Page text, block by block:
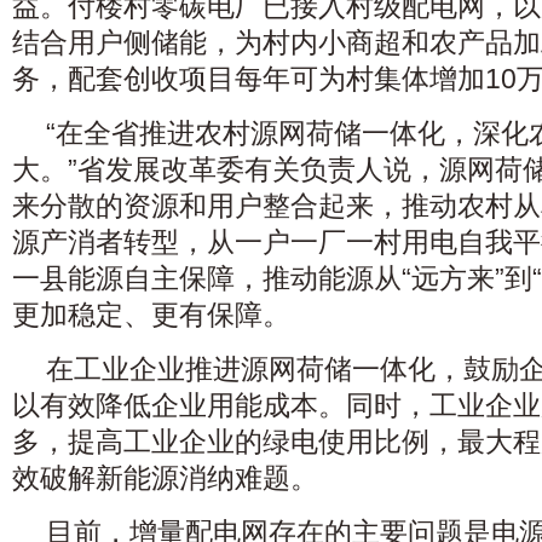
结合用户侧储能，为村内小商超和农产品
务，配套创收项目每年可为村集体增加10
“在全省推进农村源网荷储一体化，深
大。”省发展改革委有关负责人说，源网荷
来分散的资源和用户整合起来，推动农村
源产消者转型，从一户一厂一村用电自我
一县能源自主保障，推动能源从“远方来”到
更加稳定、更有保障。
在工业企业推进源网荷储一体化，鼓励
以有效降低企业用能成本。同时，工业企
多，提高工业企业的绿电使用比例，最大
效破解新能源消纳难题。
目前，增量配电网存在的主要问题是电